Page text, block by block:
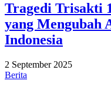
Tragedi Trisakti
yang Mengubah
Indonesia
2 September 2025
Berita